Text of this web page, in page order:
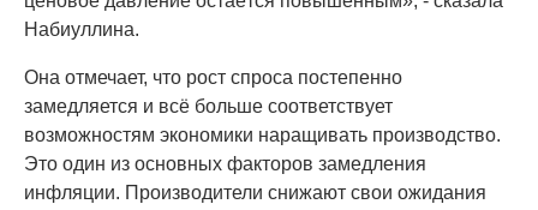
Набиуллина.
Она отмечает, что рост спроса постепенно
замедляется и всё больше соответствует
возможностям экономики наращивать производство.
Это один из основных факторов замедления
инфляции. Производители снижают свои ожидания